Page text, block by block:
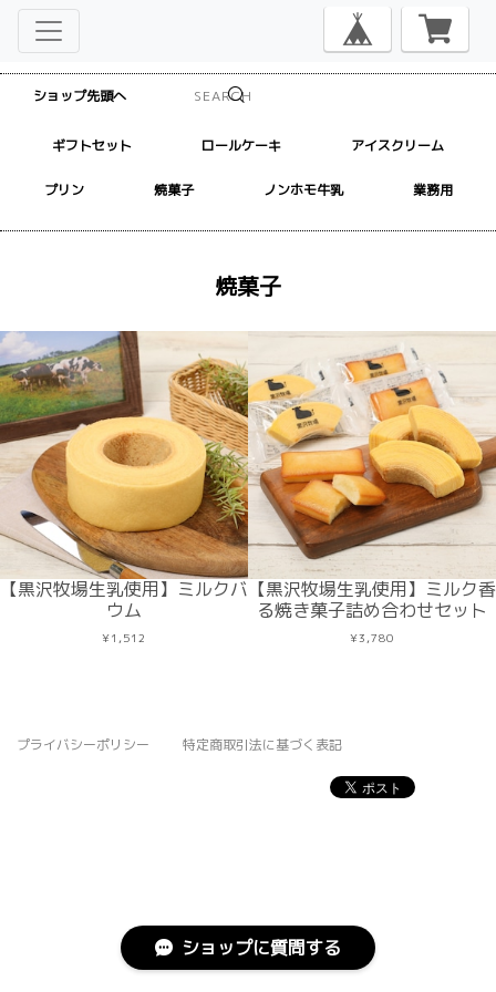
ショップ先頭へ
ギフトセット ロールケーキ アイスクリーム
プリン 焼菓子 ノンホモ牛乳 業務用
焼菓子
【黒沢牧場生乳使用】ミルクバ
ウム
¥1,512
【黒沢牧場生乳使用】ミルク香
る焼き菓子詰め合わせセット
¥3,780
プライバシーポリシー 特定商取引法に基づく表記
ショップに質問する